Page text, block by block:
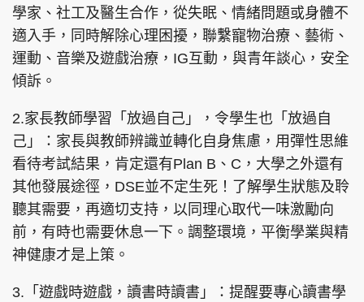
學家、社工及醫生合作，從失眠、情緒問題或身體不
適入手，同時解除心理困擾，聯繫寵物治療、藝術、
運動、音樂及遊戲治療，IG互動，與青年談心，安全
傾訴。
2.家長教師學習「放過自己」，令學生也「放過自
己」：家長與教師辨識並轉化自身焦慮，用彈性思維
看待考試結果，肯定還有Plan B、C，大學之外還有
其他發展途徑，DSE並不定生死！了解學生狀態及聆
聽其需要，再適切支持，以同理心取代一味激勵向
前，有時也需要休息一下。調整環境，平衡學業與精
神健康才是上策。
3.「遊戲時遊戲，讀書時讀書」：提醒要專心讀書學